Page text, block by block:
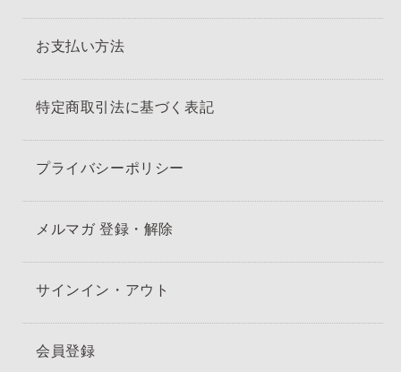
お支払い方法
特定商取引法に基づく表記
プライバシーポリシー
メルマガ 登録・解除
サインイン・アウト
会員登録